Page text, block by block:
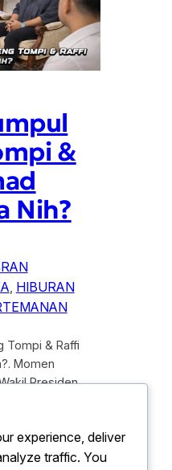
&
Nih?
, HIBURAN
Tompi & Raffi
Momen
Presiden
Raka,
Ahmad,
netizen.
experience, deliver
traffic. You